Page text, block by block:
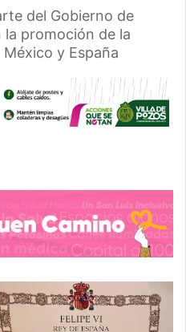
del Gobierno de
la promoción de la
y España